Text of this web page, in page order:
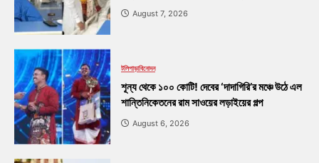
August 7, 2026
টলিপাড়াবিনোদন
শূন্য থেকে ১০০ কোটি! দেবের ‘দাদাগিরি’র মঞ্চে উঠে এল
শান্তিনিকেতনের রাম সাওয়ের লড়াইয়ের গল্প
August 6, 2026